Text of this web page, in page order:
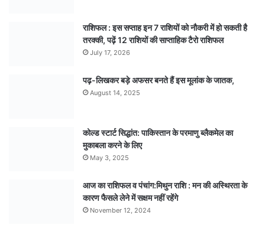
राशिफल : इस सप्ताह इन 7 राशियों को नौकरी में हो सकती है
तरक्की, पढ़ें 12 राशियों की साप्ताहिक टैरो राशिफल
July 17, 2026
पढ़-लिखकर बड़े अफसर बनते हैं इस मूलांक के जातक,
August 14, 2025
कोल्ड स्टार्ट सिद्धांत: पाकिस्तान के परमाणु ब्लैकमेल का
मुकाबला करने के लिए
May 3, 2025
आज का राशिफल व पंचांग:मिथुन राशि : मन की अस्थिरता के
कारण फैसले लेने में सक्षम नहीं रहेंगे
November 12, 2024